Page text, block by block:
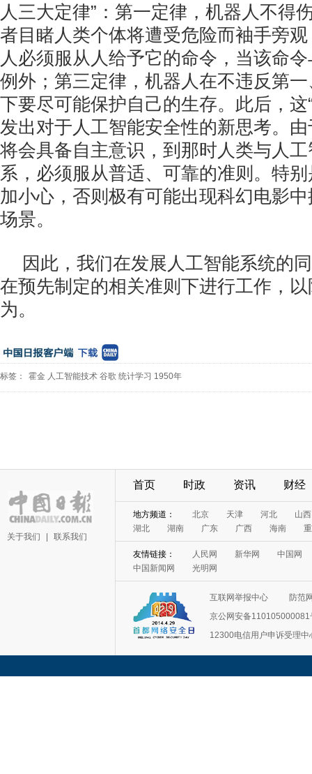
人三大定律”：第一定律，机器人不得
者目睹人类个体将遭受危险而袖手旁
人必须服从人给予它的命令，当该命
例外；第三定律，机器人在不违反第
下要尽可能保护自己的生存。此后，这
发出对于人工智能安全性的新思考。
将会具备自主意识，到那时人类与人
系，必须服从普适、可靠的准则。特
加小心，否则极有可能出现科幻电影
场景。
因此，我们在发展人工智能系统的
在预先制定的相关准则下进行工作，
为。
标签： 霍金 人工智能技术 谷歌 统计学习 1950年
关于我们 联系我们
首页 时政 资讯 财经
地方频道： 北京 天津 河北
山西
湖北
湖南 广东 广西 海南
友情链接： 人民网 新华网
中国网
中国新闻网
光明网
互联网举报中心
防范
京公网安备110105000081
12300电信用户申诉受理中